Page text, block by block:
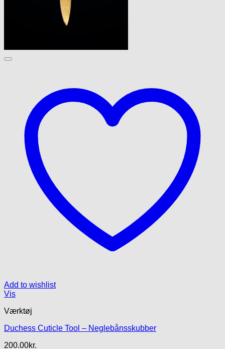
Add to wishlist
Vis
Værktøj
Duchess Cuticle Tool – Neglebånsskubber
200.00kr.